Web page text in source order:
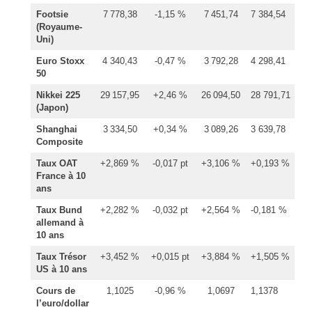
Footsie
(Royaume-
Uni)
7 778,38 -1,15 % 7 451,74 7 384,54
Euro Stoxx
50
4 340,43 -0,47 % 3 792,28 4 298,41
Nikkei 225
(Japon)
29 157,95 +2,46 % 26 094,50 28 791,71
Shanghai
Composite
3 334,50 +0,34 % 3 089,26 3 639,78
Taux OAT
France à 10
ans
+2,869 % -0,017 pt +3,106 % +0,193 %
Taux Bund
allemand à
10 ans
+2,282 % -0,032 pt +2,564 % -0,181 %
Taux Trésor
US à 10 ans
+3,452 % +0,015 pt +3,884 % +1,505 %
Cours de
l’euro/dollar
1,1025 -0,96 % 1,0697 1,1378